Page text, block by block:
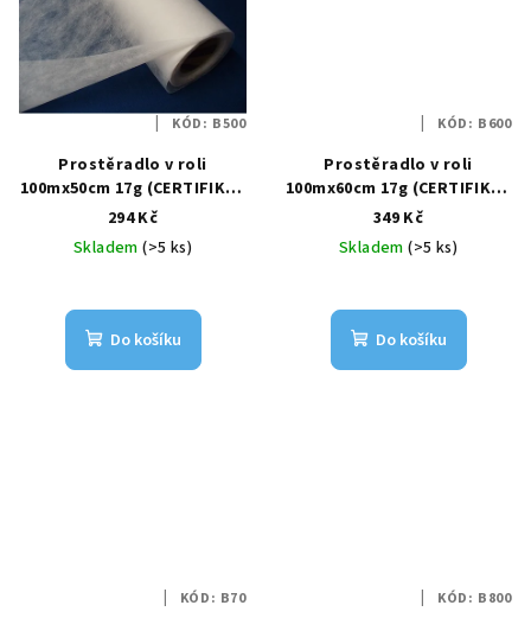
Prostěradlo v roli
100mx50cm 17g (CERTIFIKÁT
SZÚ)
294 Kč
Skladem(>5 ks)
Do košíku
KÓD: B500
Prostěradlo v roli
100mx60cm 17g (CERTIFIKÁT
SZÚ)
349 Kč
Skladem(>5 ks)
Do košíku
KÓD: B600
KÓD: B70 KÓD: B800